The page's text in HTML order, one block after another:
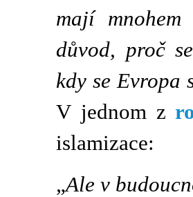
mají
důvod, proč
kdy se Evropa
V jednom z
islamizace:
„Ale v